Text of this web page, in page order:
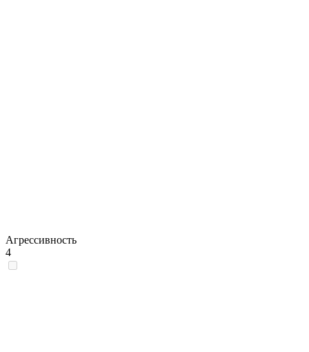
Агрессивность
4